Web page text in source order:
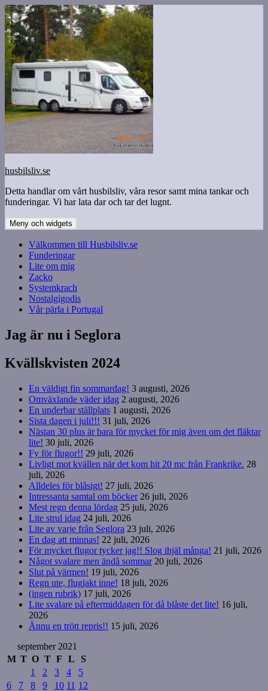
Hoppa
till
innehåll
husbilsliv.se
Detta handlar om vårt husbilsliv, våra resor samt mina tankar och
funderingar. Vi har lata dar och tar det lugnt.
Meny och widgets
Välkommen till Husbilsliv.se
Funderingar
Lite om mig
Zacko
Systemkrach
Nostalgigodis
Vår pärla i Portugal
Jag är nu i Seglora
Kvällskvisten 2024
En väldigt fin sommardag! 3 augusti, 2026
Omväxlande väder idag 2 augusti, 2026
En underbar ställplats 1 augusti, 2026
Sista dagen i juli!!! 31 juli, 2026
Nästan 30 plus är bara för mycket för mig även om det fläktar
lite! 30 juli, 2026
Fy för flugor!! 29 juli, 2026
Livligt mot kvällen när det kom hit 20 mc från Frankrike. 28
juli, 2026
Alldeles för blåsigt! 27 juli, 2026
Intressanta samtal om böcker 26 juli, 2026
Mest regn denna lördag 25 juli, 2026
Lite strul idag 24 juli, 2026
Lite av varje från Seglora 23 juli, 2026
En dag att minnas! 22 juli, 2026
För mycket flugor tycker jag!! Slog ihjäl många! 21 juli, 2026
Något svalare men ändå sommar 20 juli, 2026
Slut på värmen! 19 juli, 2026
Regn ute, flugjakt inne! 18 juli, 2026
(ingen rubrik) 17 juli, 2026
Lite svalare på eftermiddagen för då blåste det lite! 16 juli,
2026
Ännu en trött repris!! 15 juli, 2026
september 2021
M T O T F L
S
1
2 3 4
5
6
7 8 9 10 11 12